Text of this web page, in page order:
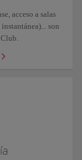
acceso a salas
son